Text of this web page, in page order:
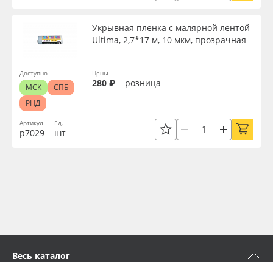
Артикул
р7029
Укрывная пленка с малярной лентой
Ultima, 2,7*17 м, 10 мкм, прозрачная
Ед.
шт
Цены
280 ₽ розница
Доступно
МСК
СПБ
РНД
Весь каталог